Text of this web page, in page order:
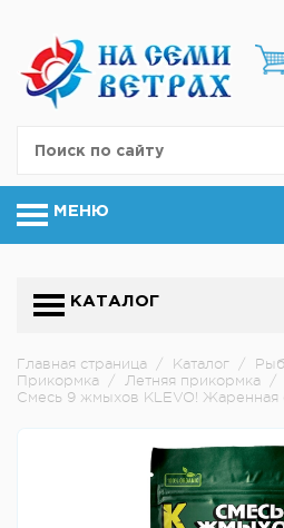
МЕНЮ
КАТАЛОГ
Главная страница / Каталог /
Прикормка / Летняя прикормка /
Смесь 9 жмыхов KLEVO! Жаренная